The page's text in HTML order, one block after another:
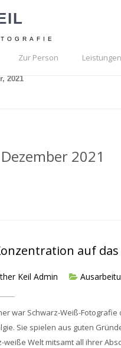
Zur Person Leistungen
2021
2021
auf
Keil Admin
war Schwarz-Weiß-
Sie spielen aus guten
Welt mitsamt all ihrer